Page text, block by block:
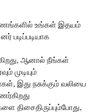
உங்கள் இதயம்
படிப்படியாக
ஆனால் நீங்கள்
முடியும்
இது நசுக்கும் வலியை
திசைதிருப்பும்போது,